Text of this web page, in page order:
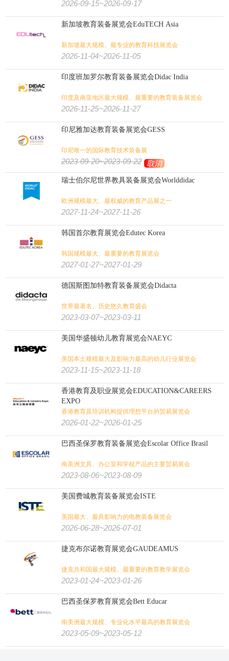
2026-09-15~2026-09-17
新加坡教育装备展览会EduTECH Asia
新加坡最大规模、最专业的教育科技展览会
2026-11-04~2026-11-05
印度班加罗尔教育装备展览会Didac India
印度及南亚地区最大规模、最重要的教育装备展览会
2026-11-25~2026-11-27
印尼雅加达教育装备展览会GESS
印尼唯一的国际教育技术装备展
2023-09-20~2023-09-22 取消
瑞士伯尔尼世界教具装备展览会Worlddidac
欧洲规模最大、最权威的教育产品展之一
2027-11-24~2027-11-26
韩国首尔教育展览会Edutec Korea
韩国规模最大、最重要的教育展览会
2027-01-27~2027-01-29
德国斯图加特教育装备展览会Didacta
世界最著名、历史悠久教育盛会
2023-03-07~2023-03-11
美国华盛顿幼儿教育展览会NAEYC
美国本土规模最大及影响力最高的幼儿行业展览会
2023-11-15~2023-11-18
香港教育及职业展览会EDUCATION&CAREERS
EXPO
香港教育及培训机构提供理想平台的贸易展览会
2026-01-22~2026-01-25
巴西圣保罗教育装备展览会Escolar Office Brasil
南美洲文具、办公室和学校产品的主要贸易展会
2023-08-06~2023-08-09
美国费城教育装备展览会ISTE
美国最大、最具影响力的电教装备展览会
2026-06-28~2026-07-01
捷克布尔诺教育展览会GAUDEAMUS
捷克共和国最大规模、最重要的教育教学展览会
2023-01-24~2023-01-26
巴西圣保罗教育展览会Bett Educar
南美洲最大规模、专业化水平最高的教育展览会
2023-05-09~2023-05-12